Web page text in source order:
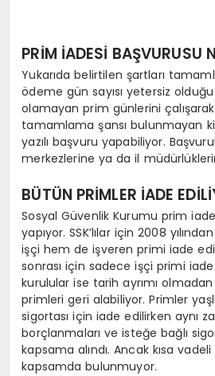
PRİM İADESİ BAŞVURUSU
Yukarıda belirtilen şartları
ödeme gün sayısı yetersiz
olamayan prim günlerini
tamamlama şansı bulunmayan
yazılı başvuru yapabiliyor.
merkezlerine ya da il
BÜTÜN PRİMLER İADE
Sosyal Güvenlik Kurumu prim
yapıyor. SSK’lılar için 2008
işçi hem de işveren primi iade
sonrası için sadece işçi primi
kurulular ise tarih ayrımı
primleri geri alabiliyor. Primler
sigortası için iade edilirken aynı
borçlanmaları ve isteğe bağlı
kapsama alındı. Ancak kısa
kapsamda bulunmuyor.